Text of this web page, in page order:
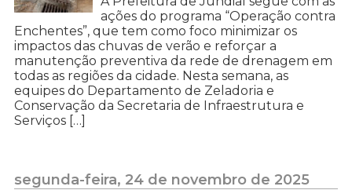
ações do programa “Operação contra
Enchentes”, que tem como foco minimizar os
impactos das chuvas de verão e reforçar a
manutenção preventiva da rede de drenagem em
todas as regiões da cidade. Nesta semana, as
equipes do Departamento de Zeladoria e
Conservação da Secretaria de Infraestrutura e
Serviços […]
segunda-feira, 24 de novembro de 2025